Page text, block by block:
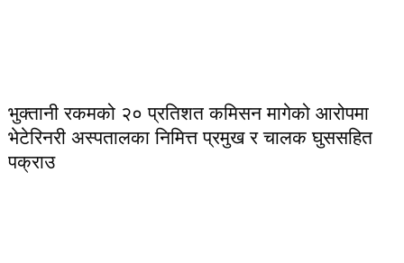
भुक्तानी रकमको २० प्रतिशत कमिसन मागेको आरोपमा
भेटेरिनरी अस्पतालका निमित्त प्रमुख र चालक घुससहित
पक्राउ